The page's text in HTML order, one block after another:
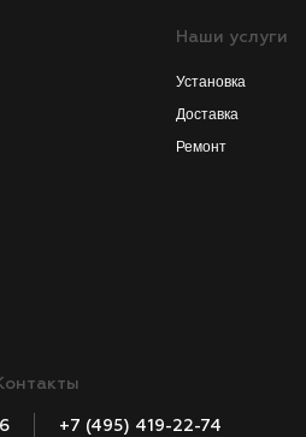
Наши услуги
Установка
Доставка
Ремонт
+7 (495) 419-22-74